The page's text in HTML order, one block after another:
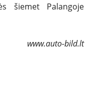
šiemet Palangoje
www.auto-bild.lt